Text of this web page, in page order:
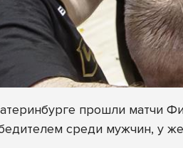
прошли матчи
среди мужчин, у